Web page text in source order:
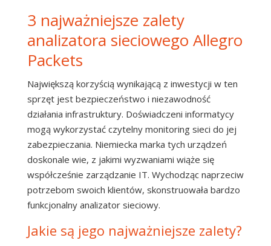
3 najważniejsze zalety
analizatora sieciowego Allegro
Packets
Największą korzyścią wynikającą z inwestycji w ten
sprzęt jest bezpieczeństwo i niezawodność
działania infrastruktury. Doświadczeni informatycy
mogą wykorzystać czytelny monitoring sieci do jej
zabezpieczania. Niemiecka marka tych urządzeń
doskonale wie, z jakimi wyzwaniami wiąże się
współcześnie zarządzanie IT. Wychodząc naprzeciw
potrzebom swoich klientów, skonstruowała bardzo
funkcjonalny analizator sieciowy.
Jakie są jego najważniejsze zalety?